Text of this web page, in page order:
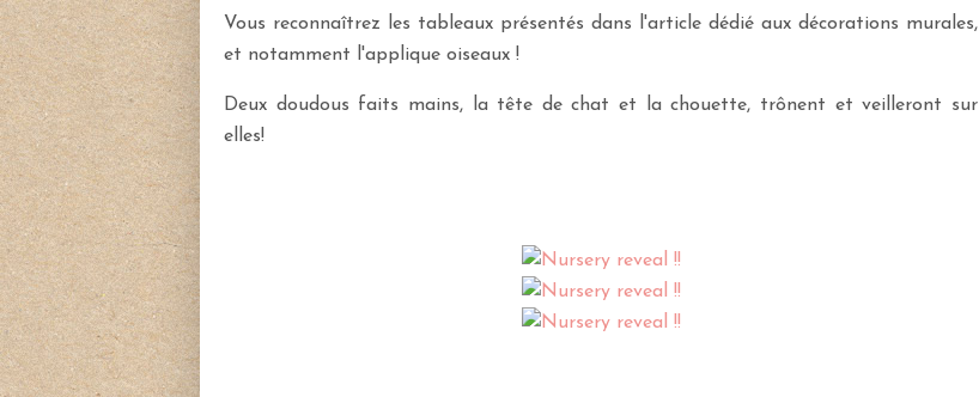
Vous reconnaîtrez les tableaux présentés dans l'article dédié aux décorations murales,
et notamment l'applique oiseaux !
Deux doudous faits mains, la tête de chat et la chouette, trônent et veilleront sur
elles!